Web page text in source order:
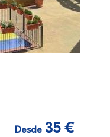
Desde 35 €